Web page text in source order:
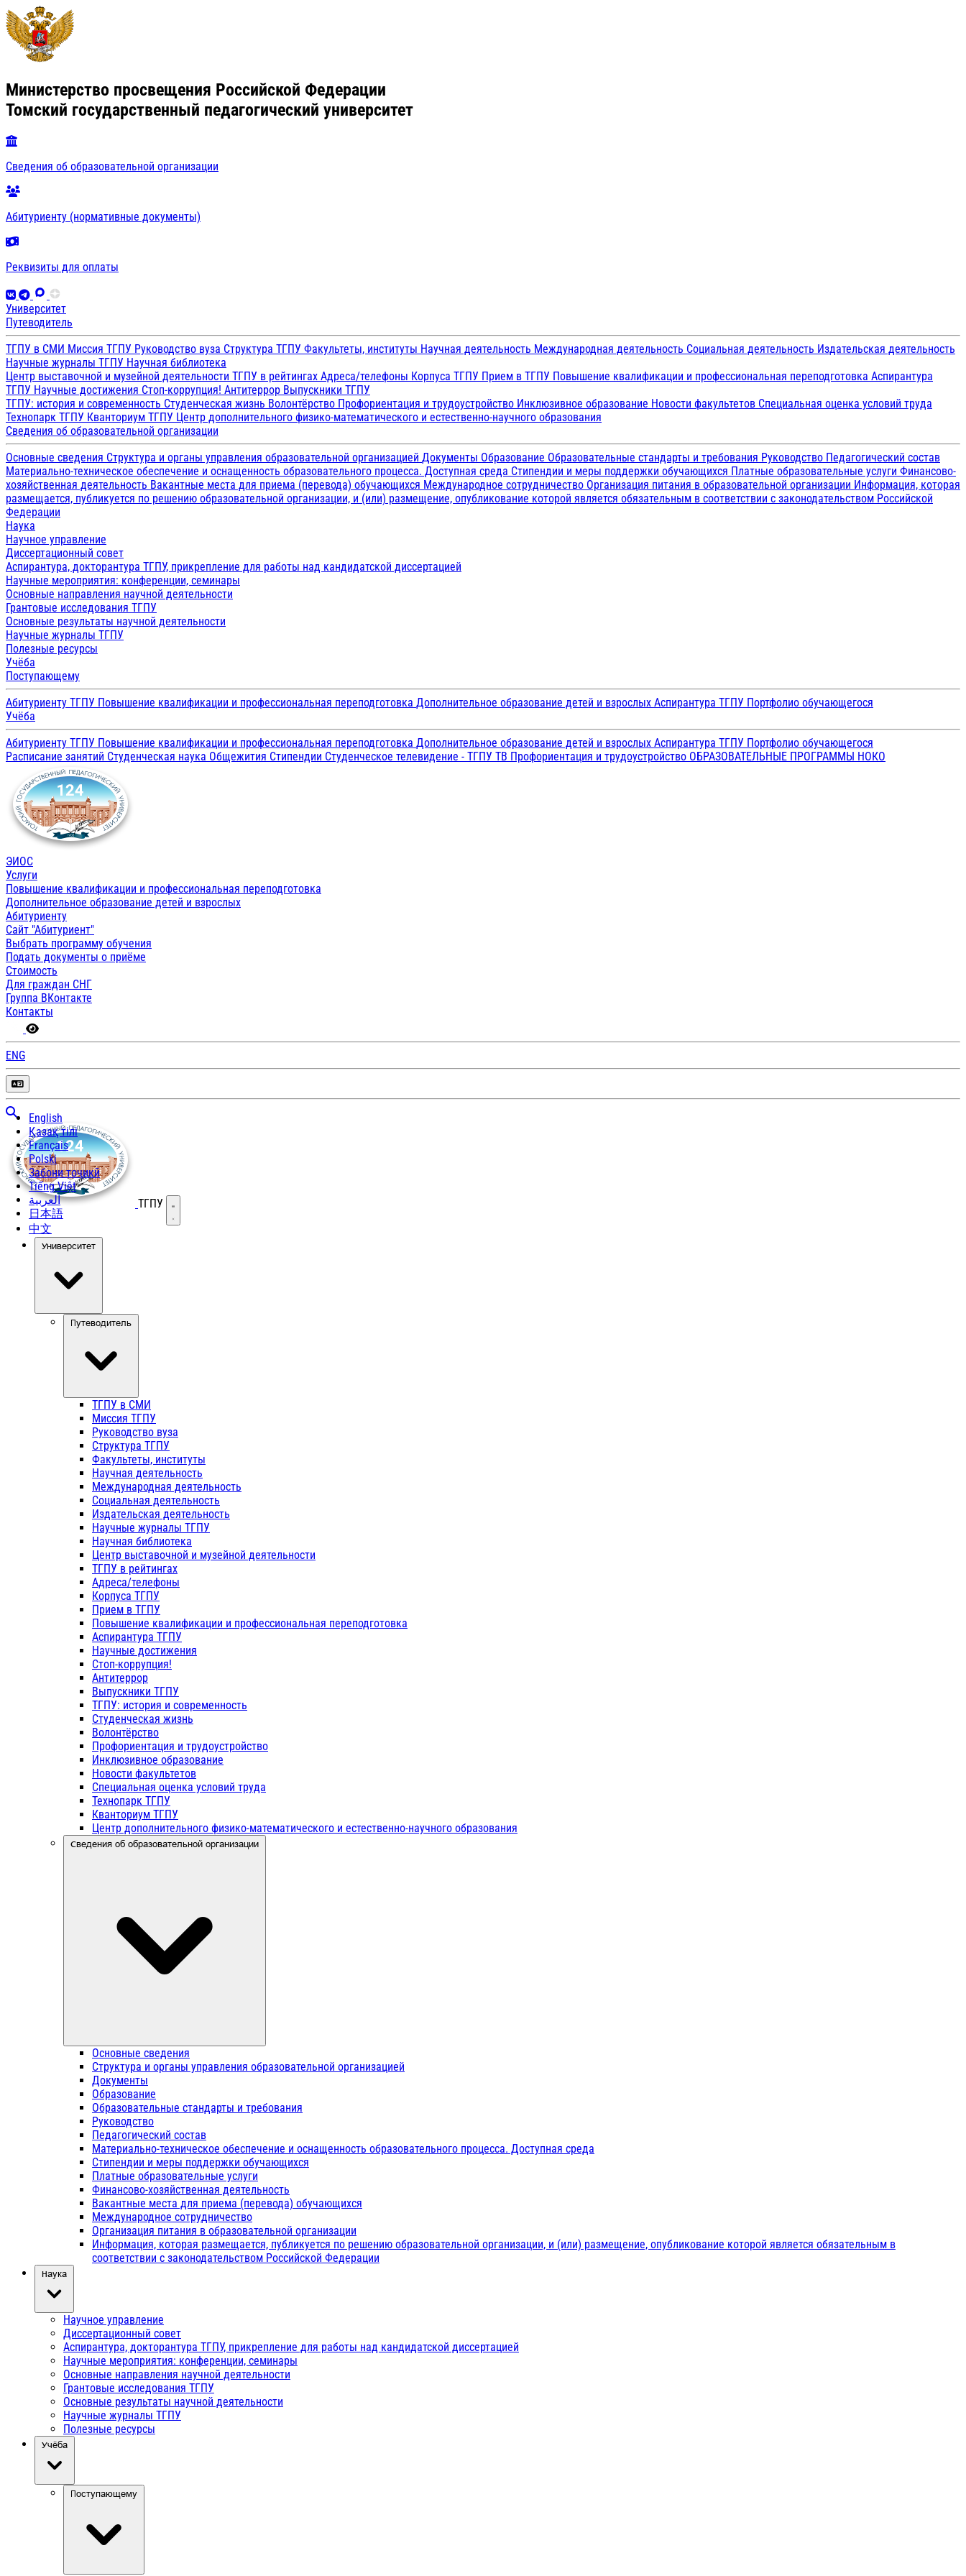
Министерство просвещения Российской Федерации
Томский государственный педагогический университет
Сведения об образовательной организации
Абитуриенту (нормативные документы)
Реквизиты для оплаты
Университет
Путеводитель
ТГПУ в СМИ Миссия ТГПУ Руководство вуза Структура ТГПУ Факультеты, институты Научная деятельность Международная деятельность Социальная деятельность Издательская деятельность
Научные журналы ТГПУ Научная библиотека
Центр выставочной и музейной деятельности ТГПУ в рейтингах Адреса/телефоны Корпуса ТГПУ Прием в ТГПУ Повышение квалификации и профессиональная переподготовка Аспирантура
ТГПУ Научные достижения Стоп-коррупция! Антитеррор Выпускники ТГПУ
ТГПУ: история и современность Студенческая жизнь Волонтёрство Профориентация и трудоустройство Инклюзивное образование Новости факультетов Специальная оценка условий труда
Технопарк ТГПУ Кванториум ТГПУ Центр дополнительного физико-математического и естественно-научного образования
Сведения об образовательной организации
Основные сведения Структура и органы управления образовательной организацией Документы Образование Образовательные стандарты и требования Руководство Педагогический состав
Материально-техническое обеспечение и оснащенность образовательного процесса. Доступная среда Стипендии и меры поддержки обучающихся Платные образовательные услуги Финансово-
хозяйственная деятельность Вакантные места для приема (перевода) обучающихся Международное сотрудничество Организация питания в образовательной организации Информация, которая
размещается, публикуется по решению образовательной организации, и (или) размещение, опубликование которой является обязательным в соответствии с законодательством Российской
Федерации
Наука
Научное управление
Диссертационный совет
Аспирантура, докторантура ТГПУ, прикрепление для работы над кандидатской диссертацией
Научные мероприятия: конференции, семинары
Основные направления научной деятельности
Грантовые исследования ТГПУ
Основные результаты научной деятельности
Научные журналы ТГПУ
Полезные ресурсы
Учёба
Поступающему
Абитуриенту ТГПУ Повышение квалификации и профессиональная переподготовка Дополнительное образование детей и взрослых Аспирантура ТГПУ Портфолио обучающегося
Учёба
Абитуриенту ТГПУ Повышение квалификации и профессиональная переподготовка Дополнительное образование детей и взрослых Аспирантура ТГПУ Портфолио обучающегося
Расписание занятий Студенческая наука Общежития Стипендии Студенческое телевидение - ТГПУ ТВ Профориентация и трудоустройство ОБРАЗОВАТЕЛЬНЫЕ ПРОГРАММЫ НОКО
ЭИОС
Услуги
Повышение квалификации и профессиональная переподготовка
Дополнительное образование детей и взрослых
Абитуриенту
Сайт "Абитуриент"
Выбрать программу обучения
Подать документы о приёме
Стоимость
Для граждан СНГ
Группа ВКонтакте
Контакты
ENG
English
Қазақ тілі
Français
Polski
Забони тоҷикӣ
Tiếng Việt
العربية
日本語
中文
ТГПУ Открыть меню
Университет
Путеводитель
ТГПУ в СМИ
Миссия ТГПУ
Руководство вуза
Структура ТГПУ
Факультеты, институты
Научная деятельность
Международная деятельность
Социальная деятельность
Издательская деятельность
Научные журналы ТГПУ
Научная библиотека
Центр выставочной и музейной деятельности
ТГПУ в рейтингах
Адреса/телефоны
Корпуса ТГПУ
Прием в ТГПУ
Повышение квалификации и профессиональная переподготовка
Аспирантура ТГПУ
Научные достижения
Стоп-коррупция!
Антитеррор
Выпускники ТГПУ
ТГПУ: история и современность
Студенческая жизнь
Волонтёрство
Профориентация и трудоустройство
Инклюзивное образование
Новости факультетов
Специальная оценка условий труда
Технопарк ТГПУ
Кванториум ТГПУ
Центр дополнительного физико-математического и естественно-научного образования
Сведения об образовательной организации
Основные сведения
Структура и органы управления образовательной организацией
Документы
Образование
Образовательные стандарты и требования
Руководство
Педагогический состав
Материально-техническое обеспечение и оснащенность образовательного процесса. Доступная среда
Стипендии и меры поддержки обучающихся
Платные образовательные услуги
Финансово-хозяйственная деятельность
Вакантные места для приема (перевода) обучающихся
Международное сотрудничество
Организация питания в образовательной организации
Информация, которая размещается, публикуется по решению образовательной организации, и (или) размещение, опубликование которой является обязательным в
соответствии с законодательством Российской Федерации
Наука
Научное управление
Диссертационный совет
Аспирантура, докторантура ТГПУ, прикрепление для работы над кандидатской диссертацией
Научные мероприятия: конференции, семинары
Основные направления научной деятельности
Грантовые исследования ТГПУ
Основные результаты научной деятельности
Научные журналы ТГПУ
Полезные ресурсы
Учёба
Поступающему